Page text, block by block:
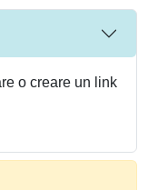
o creare un link